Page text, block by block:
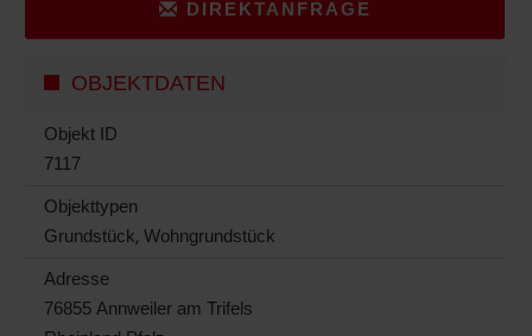
DIREKTANFRAGE
OBJEKTDATEN
Objekt ID
7117
Objekttypen
Grundstück, Wohngrundstück
Adresse
76855 Annweiler am Trifels